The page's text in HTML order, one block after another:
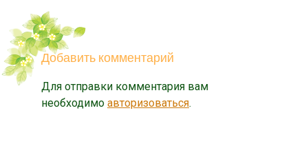
Добавить комментарий
Для отправки комментария вам
необходимо авторизоваться.